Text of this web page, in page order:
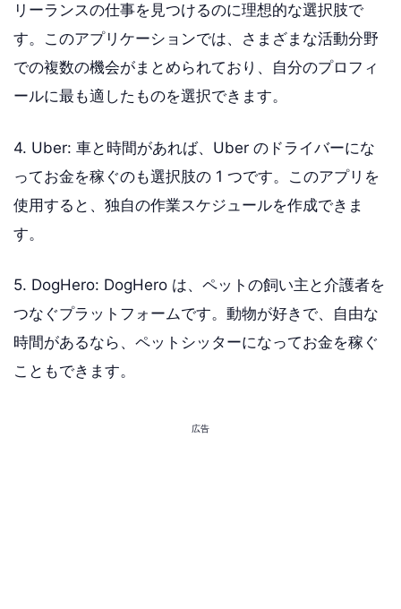
リーランスの仕事を見つけるのに理想的な選択肢で
す。このアプリケーションでは、さまざまな活動分野
での複数の機会がまとめられており、自分のプロフィ
ールに最も適したものを選択できます。
4. Uber: 車と時間があれば、Uber のドライバーにな
ってお金を稼ぐのも選択肢の 1 つです。このアプリを
使用すると、独自の作業スケジュールを作成できま
す。
5. DogHero: DogHero は、ペットの飼い主と介護者を
つなぐプラットフォームです。動物が好きで、自由な
時間があるなら、ペットシッターになってお金を稼ぐ
こともできます。
広告